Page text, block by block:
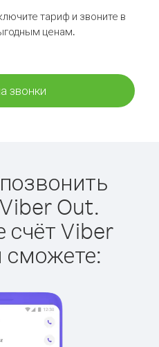
тариф и звоните в
ценам.
звонки
Out.
счёт Viber